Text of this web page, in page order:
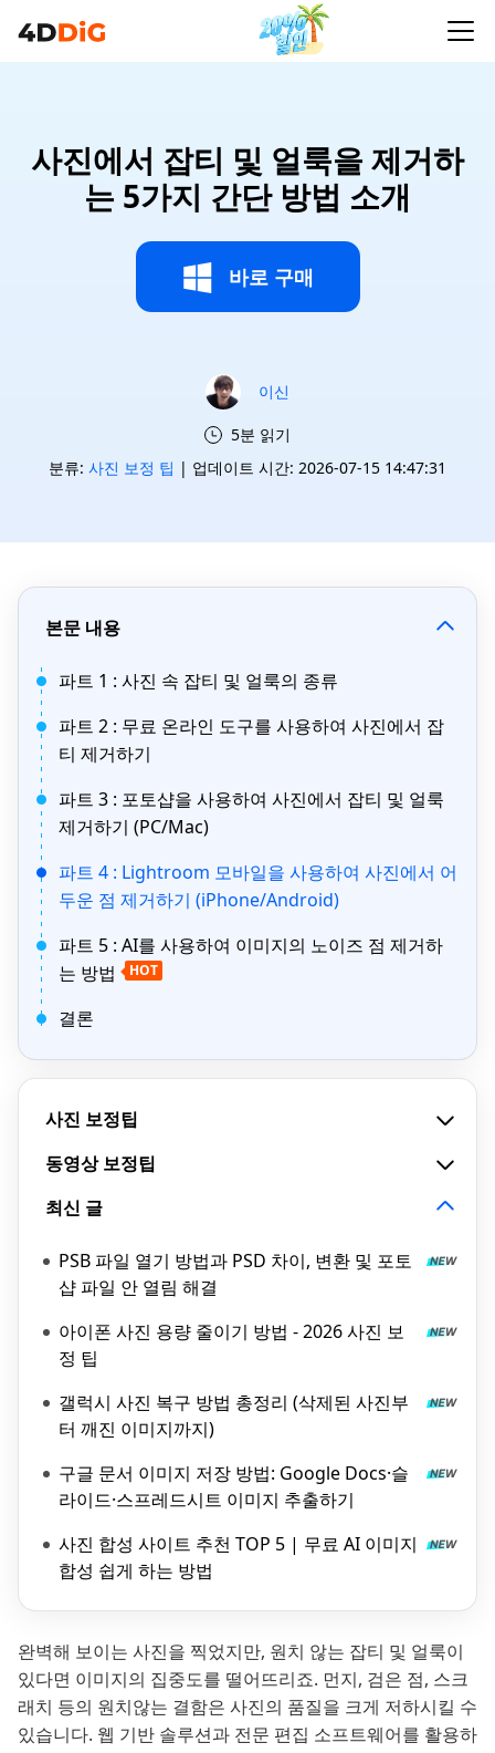
사진에서 잡티 및 얼룩을 제거하
는 5가지 간단 방법 소개
바로 구매
이신
5분 읽기
분류: 사진 보정 팁 | 업데이트 시간: 2026-07-15 14:47:31
본문 내용
파트 1 : 사진 속 잡티 및 얼룩의 종류
파트 2 : 무료 온라인 도구를 사용하여 사진에서 잡
티 제거하기
파트 3 : 포토샵을 사용하여 사진에서 잡티 및 얼룩
제거하기 (PC/Mac)
파트 4 : Lightroom 모바일을 사용하여 사진에서 어
두운 점 제거하기 (iPhone/Android)
파트 5 : AI를 사용하여 이미지의 노이즈 점 제거하
는 방법
HOT
결론
사진 보정팁
동영상 보정팁
최신 글
PSB 파일 열기 방법과 PSD 차이, 변환 및 포토
샵 파일 안 열림 해결
아이폰 사진 용량 줄이기 방법 - 2026 사진 보
정 팁
갤럭시 사진 복구 방법 총정리 (삭제된 사진부
터 깨진 이미지까지)
구글 문서 이미지 저장 방법: Google Docs·슬
라이드·스프레드시트 이미지 추출하기
사진 합성 사이트 추천 TOP 5 | 무료 AI 이미지
합성 쉽게 하는 방법
완벽해 보이는 사진을 찍었지만, 원치 않는 잡티 및 얼룩이
있다면 이미지의 집중도를 떨어뜨리죠. 먼지, 검은 점, 스크
래치 등의 원치않는 결함은 사진의 품질을 크게 저하시킬 수
있습니다. 웹 기반 솔루션과 전문 편집 소프트웨어를 활용하